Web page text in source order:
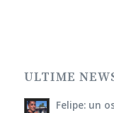
ULTIME
Felipe: un